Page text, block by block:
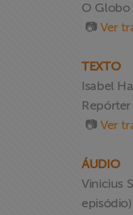
Liberdade de
O Globo
📷 Ver
TEXTO
Isabel
Repórter
📷 Ver
ÁUDIO
Vinicius
episódio)